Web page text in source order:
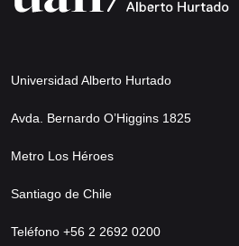
Universidad Alberto Hurtado
Avda. Bernardo O’Higgins 1825
Metro Los Héroes
Santiago de Chile
Teléfono +56 2 2692 0200